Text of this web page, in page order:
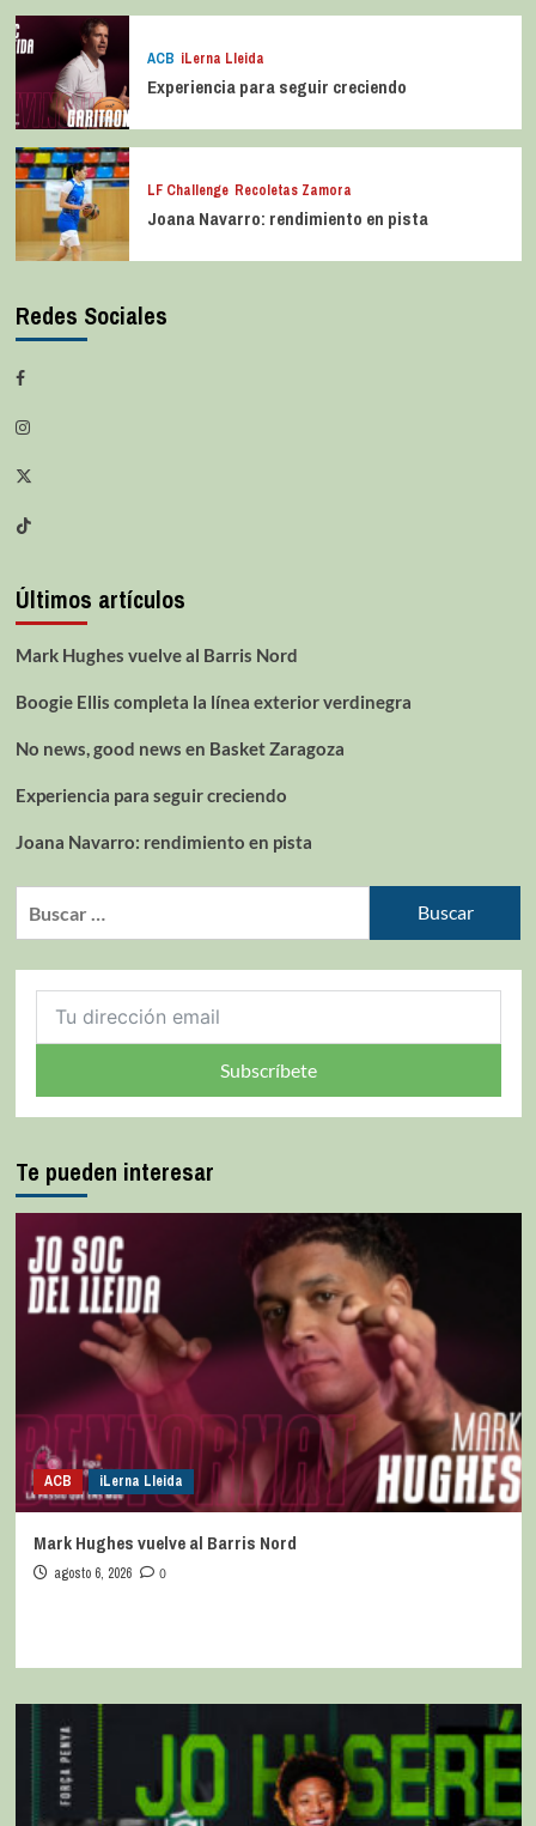
ACB iLerna Lleida
Experiencia para seguir creciendo
LF Challenge Recoletas Zamora
Joana Navarro: rendimiento en pista
Redes Sociales
Últimos artículos
Mark Hughes vuelve al Barris Nord
Boogie Ellis completa la línea exterior verdinegra
No news, good news en Basket Zaragoza
Experiencia para seguir creciendo
Joana Navarro: rendimiento en pista
Subscríbete
Te pueden interesar
ACB iLerna Lleida
Mark Hughes vuelve al Barris Nord
agosto 6, 2026 0